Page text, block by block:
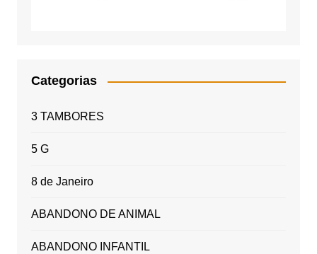
Categorias
3 TAMBORES
5 G
8 de Janeiro
ABANDONO DE ANIMAL
ABANDONO INFANTIL